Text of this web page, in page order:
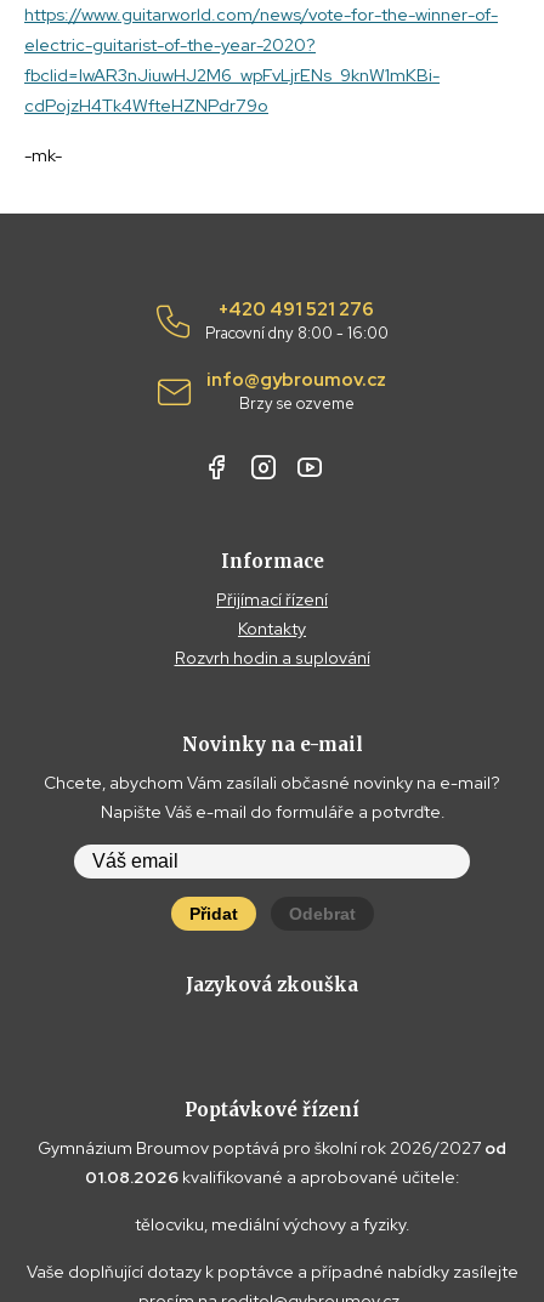
https://www.guitarworld.com/news/vote-for-the-winner-of-
electric-guitarist-of-the-year-2020?
fbclid=IwAR3nJiuwHJ2M6_wpFvLjrENs_9knW1mKBi-
cdPojzH4Tk4WfteHZNPdr79o
-mk-
+420 491 521 276
Pracovní dny 8:00 - 16:00
info@gybroumov.cz
Brzy se ozveme
Informace
Přijímací řízení
Kontakty
Rozvrh hodin a suplování
Novinky na e-mail
Chcete, abychom Vám zasílali občasné novinky na e-mail?
Napište Váš e-mail do formuláře a potvrďte.
Přidat Odebrat
Jazyková zkouška
Poptávkové řízení
Gymnázium Broumov poptává pro školní rok 2026/2027 od
01.08.2026 kvalifikované a aprobované učitele:
tělocviku, mediální výchovy a fyziky.
Vaše doplňující dotazy k poptávce a případné nabídky zasílejte